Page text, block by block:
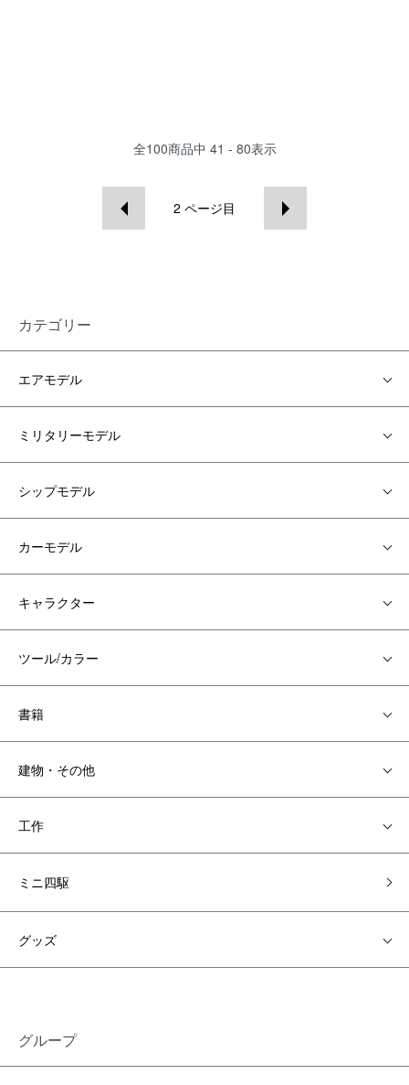
全100商品中 41 - 80表示
2 ページ目
カテゴリー
エアモデル
ミリタリーモデル
シップモデル
カーモデル
キャラクター
ツール/カラー
書籍
建物・その他
工作
ミニ四駆
グッズ
グループ